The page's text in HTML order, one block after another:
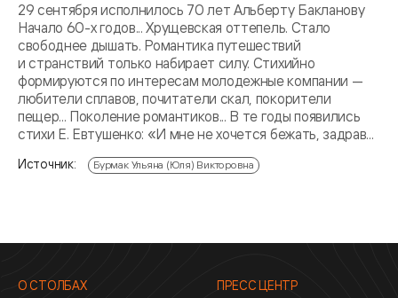
29 сентября исполнилось 70 лет Альберту Бакланову
Начало 60-х годов... Хрущевская оттепель. Стало
свободнее дышать. Романтика путешествий
и странствий только набирает силу. Стихийно
формируются по интересам молодежные компании —
любители сплавов, почитатели скал, покорители
пещер... Поколение романтиков... В те годы появились
стихи Е. Евтушенко: «И мне не хочется бежать, задрав...
Источник: Бурмак Ульяна (Юля) Викторовна
О СТОЛБАХ
ПРЕСС ЦЕНТР